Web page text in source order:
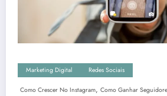
Marketing Digital Redes Sociais
Como Crescer No Instagram, Como Ganhar